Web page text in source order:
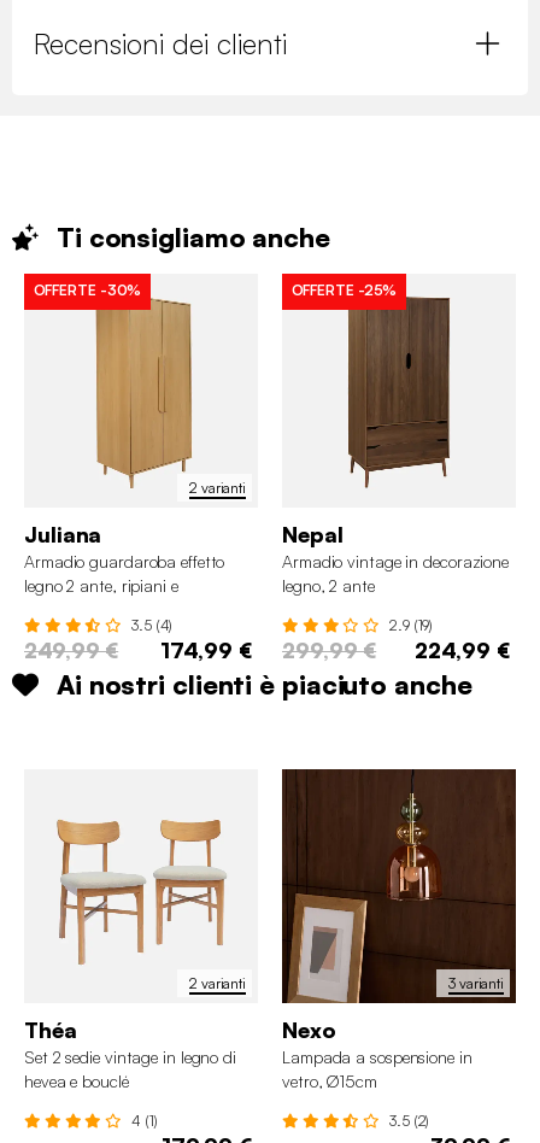
Recensioni dei clienti
Ti consigliamo anche
2 varianti
OFFERTE -30%
Juliana
Armadio guardaroba effetto
legno 2 ante, ripiani e
3.5 (4)
249,99 € 174,99 €
OFFERTE -25%
Nepal
Armadio vintage in decorazione
legno, 2 ante
2.9 (19)
299,99 € 224,99 €
Ai nostri clienti è piaciuto anche
2 varianti
Théa
Set 2 sedie vintage in legno di
hevea e bouclé
4 (1)
3 varianti
Nexo
Lampada a sospensione in
vetro, Ø15cm
3.5 (2)